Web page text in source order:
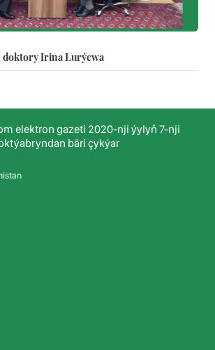
Irina Lurýewa
elektron gazeti 2020-nji ýylyň 7-nji
bäri çykýar